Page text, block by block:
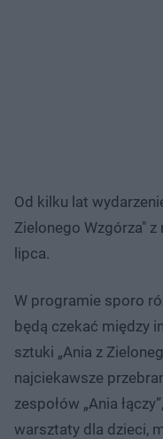
Od kilku lat
Zielonego Wzgórza"
lipca.
W programie sporo
będą czekać między
sztuki „Ania z
najciekawsze
zespołów „Ania
warsztaty dla dzieci,